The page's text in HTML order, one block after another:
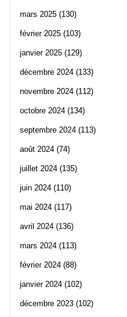
mars 2025 (130)
février 2025 (103)
janvier 2025 (129)
décembre 2024 (133)
novembre 2024 (112)
octobre 2024 (134)
septembre 2024 (113)
août 2024 (74)
juillet 2024 (135)
juin 2024 (110)
mai 2024 (117)
avril 2024 (136)
mars 2024 (113)
février 2024 (88)
janvier 2024 (102)
décembre 2023 (102)